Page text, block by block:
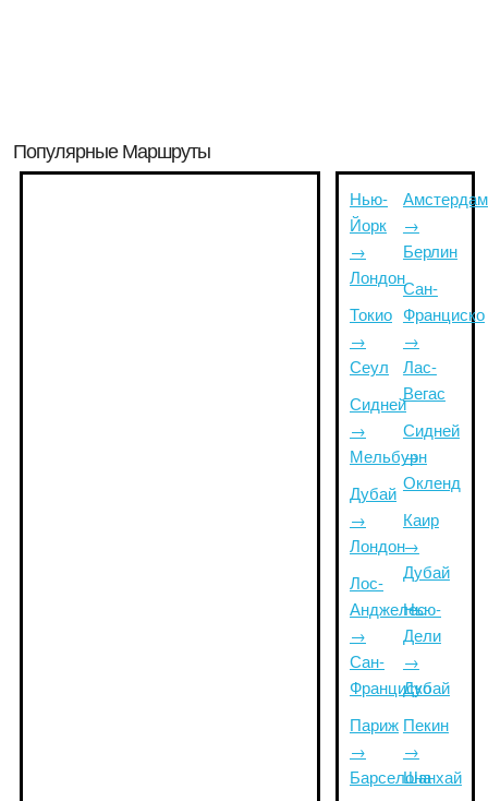
Популярные Маршруты
Нью-
Йорк
→
Лондон
Токио
→
Сеул
Сидней
→
Мельбурн
Дубай
→
Лондон
Лос-
Анджелес
→
Сан-
Франциско
Париж
→
Барселона
Амстердам
→
Берлин
Сан-
Франциско
→
Лас-
Вегас
Сидней
→
Окленд
Каир
→
Дубай
Нью-
Дели
→
Дубай
Пекин
→
Шанхай